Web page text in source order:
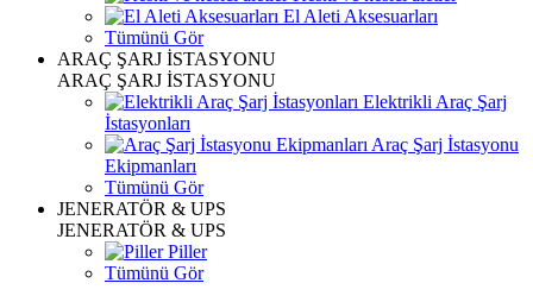
El Aleti Aksesuarları
Tümünü Gör
ARAÇ ŞARJ İSTASYONU
ARAÇ ŞARJ İSTASYONU
Elektrikli Araç Şarj
İstasyonları
Araç Şarj İstasyonu
Ekipmanları
Tümünü Gör
JENERATÖR & UPS
JENERATÖR & UPS
Piller
Tümünü Gör